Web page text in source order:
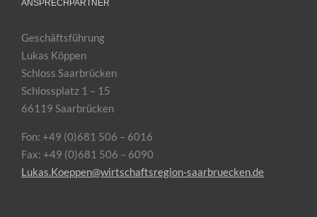
ANSPRECHPARTNER
Geschäftsführung
Lukas Köppen
Schloss Saarbrücken
Schlossplatz 1 – 15
66119 Saarbrücken
Fon: +49 (0)681 506 – 6016
Fax: +49 (0)681 506 – 6090
Lukas.Koeppen@wirtschaftsregion-saarbruecken.de